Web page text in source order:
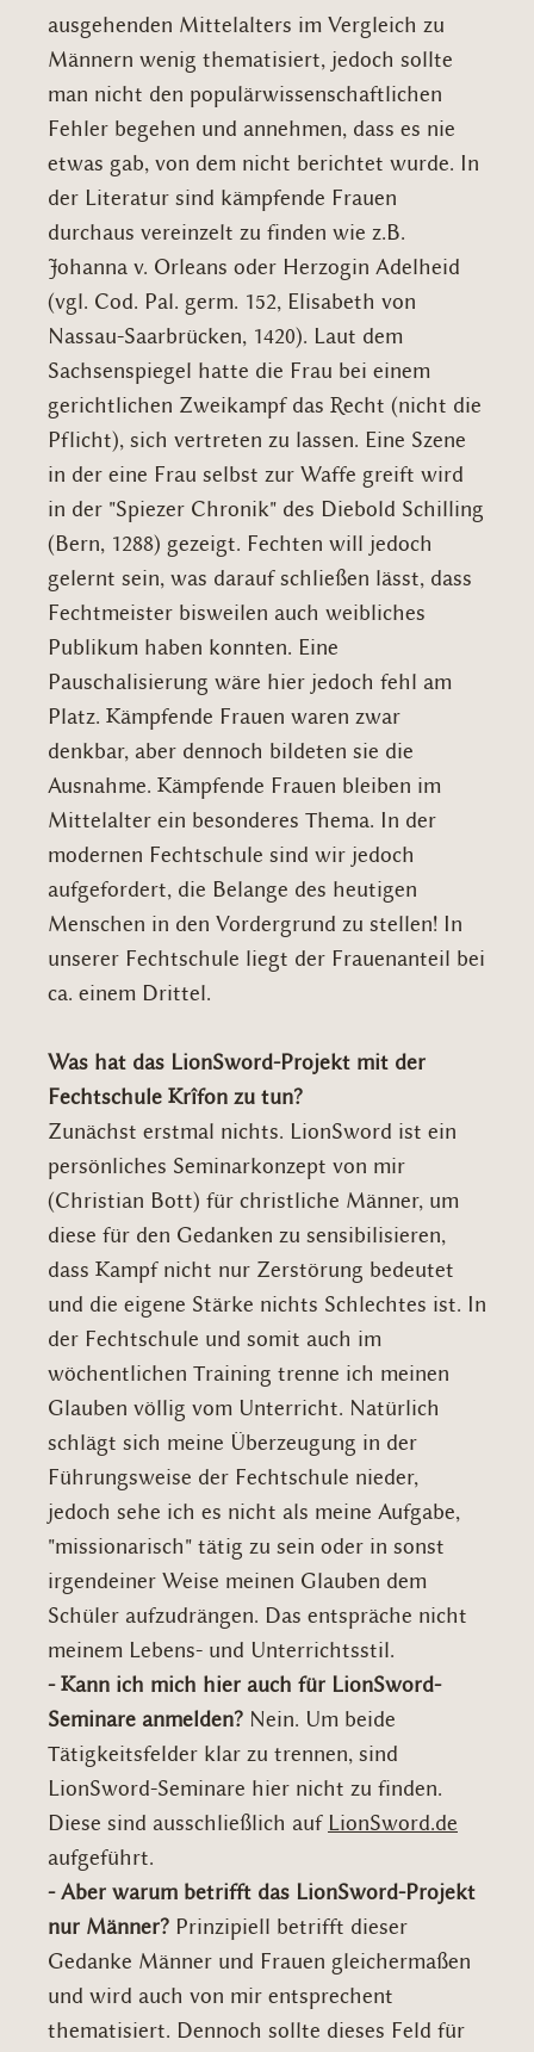
ausgehenden Mittelalters im Vergleich zu
Männern wenig thematisiert, jedoch sollte
man nicht den populärwissenschaftlichen
Fehler begehen und annehmen, dass es nie
etwas gab, von dem nicht berichtet wurde. In
der Literatur sind kämpfende Frauen
durchaus vereinzelt zu finden wie z.B.
Johanna v. Orleans oder Herzogin Adelheid
(vgl. Cod. Pal. germ. 152, Elisabeth von
Nassau-Saarbrücken, 1420). Laut dem
Sachsenspiegel hatte die Frau bei einem
gerichtlichen Zweikampf das Recht (nicht die
Pflicht), sich vertreten zu lassen. Eine Szene
in der eine Frau selbst zur Waffe greift wird
in der "Spiezer Chronik" des Diebold Schilling
(Bern, 1288) gezeigt. Fechten will jedoch
gelernt sein, was darauf schließen lässt, dass
Fechtmeister bisweilen auch weibliches
Publikum haben konnten. Eine
Pauschalisierung wäre hier jedoch fehl am
Platz. Kämpfende Frauen waren zwar
denkbar, aber dennoch bildeten sie die
Ausnahme. Kämpfende Frauen bleiben im
Mittelalter ein besonderes Thema. In der
modernen Fechtschule sind wir jedoch
aufgefordert, die Belange des heutigen
Menschen in den Vordergrund zu stellen! In
unserer Fechtschule liegt der Frauenanteil bei
ca. einem Drittel.
Was hat das LionSword-Projekt mit der
Fechtschule Krîfon zu tun?
Zunächst erstmal nichts. LionSword ist ein
persönliches Seminarkonzept von mir
(Christian Bott) für christliche Männer, um
diese für den Gedanken zu sensibilisieren,
dass Kampf nicht nur Zerstörung bedeutet
und die eigene Stärke nichts Schlechtes ist. In
der Fechtschule und somit auch im
wöchentlichen Training trenne ich meinen
Glauben völlig vom Unterricht. Natürlich
schlägt sich meine Überzeugung in der
Führungsweise der Fechtschule nieder,
jedoch sehe ich es nicht als meine Aufgabe,
"missionarisch" tätig zu sein oder in sonst
irgendeiner Weise meinen Glauben dem
Schüler aufzudrängen. Das entspräche nicht
meinem Lebens- und Unterrichtsstil.
- Kann ich mich hier auch für LionSword-
Seminare anmelden? Nein. Um beide
Tätigkeitsfelder klar zu trennen, sind
LionSword-Seminare hier nicht zu finden.
Diese sind ausschließlich auf LionSword.de
aufgeführt.
- Aber warum betrifft das LionSword-Projekt
nur Männer? Prinzipiell betrifft dieser
Gedanke Männer und Frauen gleichermaßen
und wird auch von mir entsprechent
thematisiert. Dennoch sollte dieses Feld für